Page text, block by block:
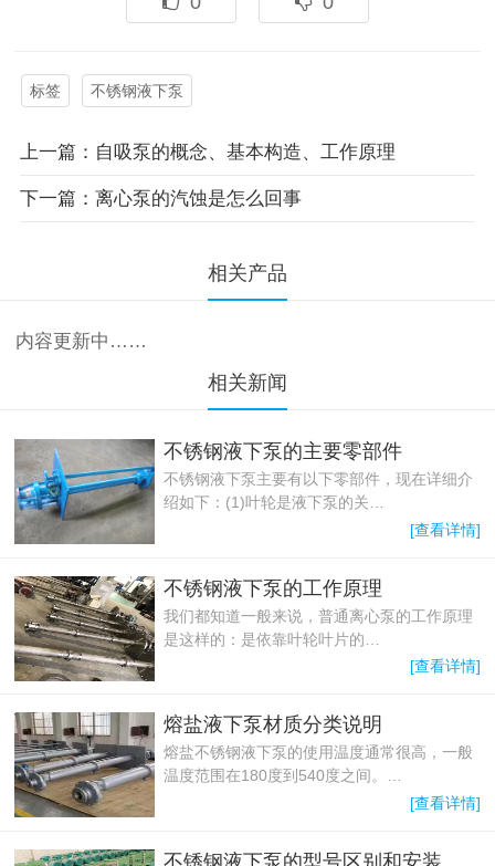
标签 不锈钢液下泵
上一篇：自吸泵的概念、基本构造、工作原理
下一篇：离心泵的汽蚀是怎么回事
相关产品
内容更新中……
相关新闻
不锈钢液下泵的主要零部件
不锈钢液下泵主要有以下零部件，现在详细介
绍如下：(1)叶轮是液下泵的关…
[查看详情]
不锈钢液下泵的工作原理
我们都知道一般来说，普通离心泵的工作原理
是这样的：是依靠叶轮叶片的…
[查看详情]
熔盐液下泵材质分类说明
熔盐不锈钢液下泵的使用温度通常很高，一般
温度范围在180度到540度之间。…
[查看详情]